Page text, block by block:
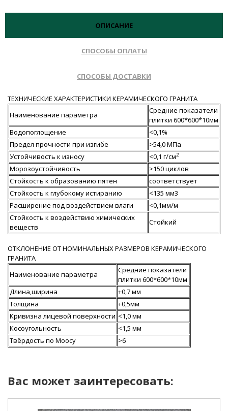
ОПИСАНИЕ
СПОСОБЫ ОПЛАТЫ
СПОСОБЫ ДОСТАВКИ
ТЕХНИЧЕСКИЕ ХАРАКТЕРИСТИКИ КЕРАМИЧЕСКОГО ГРАНИТА
Наименование параметра
Средние показатели
плитки 600*600*10мм
Водопоглощение
<0,1%
Предел прочности при изгибе
>54,0 МПа
Устойчивость к износу
<0,1 г/см2
Морозоустойчивость
>150 циклов
Стойкость к образованию пятен
соответствует
Стойкость к глубокому истиранию
<135 мм3
Расширение под воздействием влаги
<0,1мм/м
Стойкость к воздействию химических
веществ
Стойкий
ОТКЛОНЕНИЕ ОТ НОМИНАЛЬНЫХ РАЗМЕРОВ КЕРАМИЧЕСКОГО
ГРАНИТА
Наименование параметра
Средние показатели
плитки 600*600*10мм
Длина,ширина
+0,7 мм
Толщина
+0,5мм
Кривизна лицевой поверхности <1,0 мм
Косоугольность
<1,5 мм
Твёрдость по Моосу
>6
Вас может заинтересовать: